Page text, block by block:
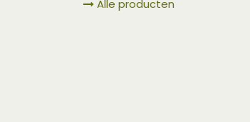
Alle producten